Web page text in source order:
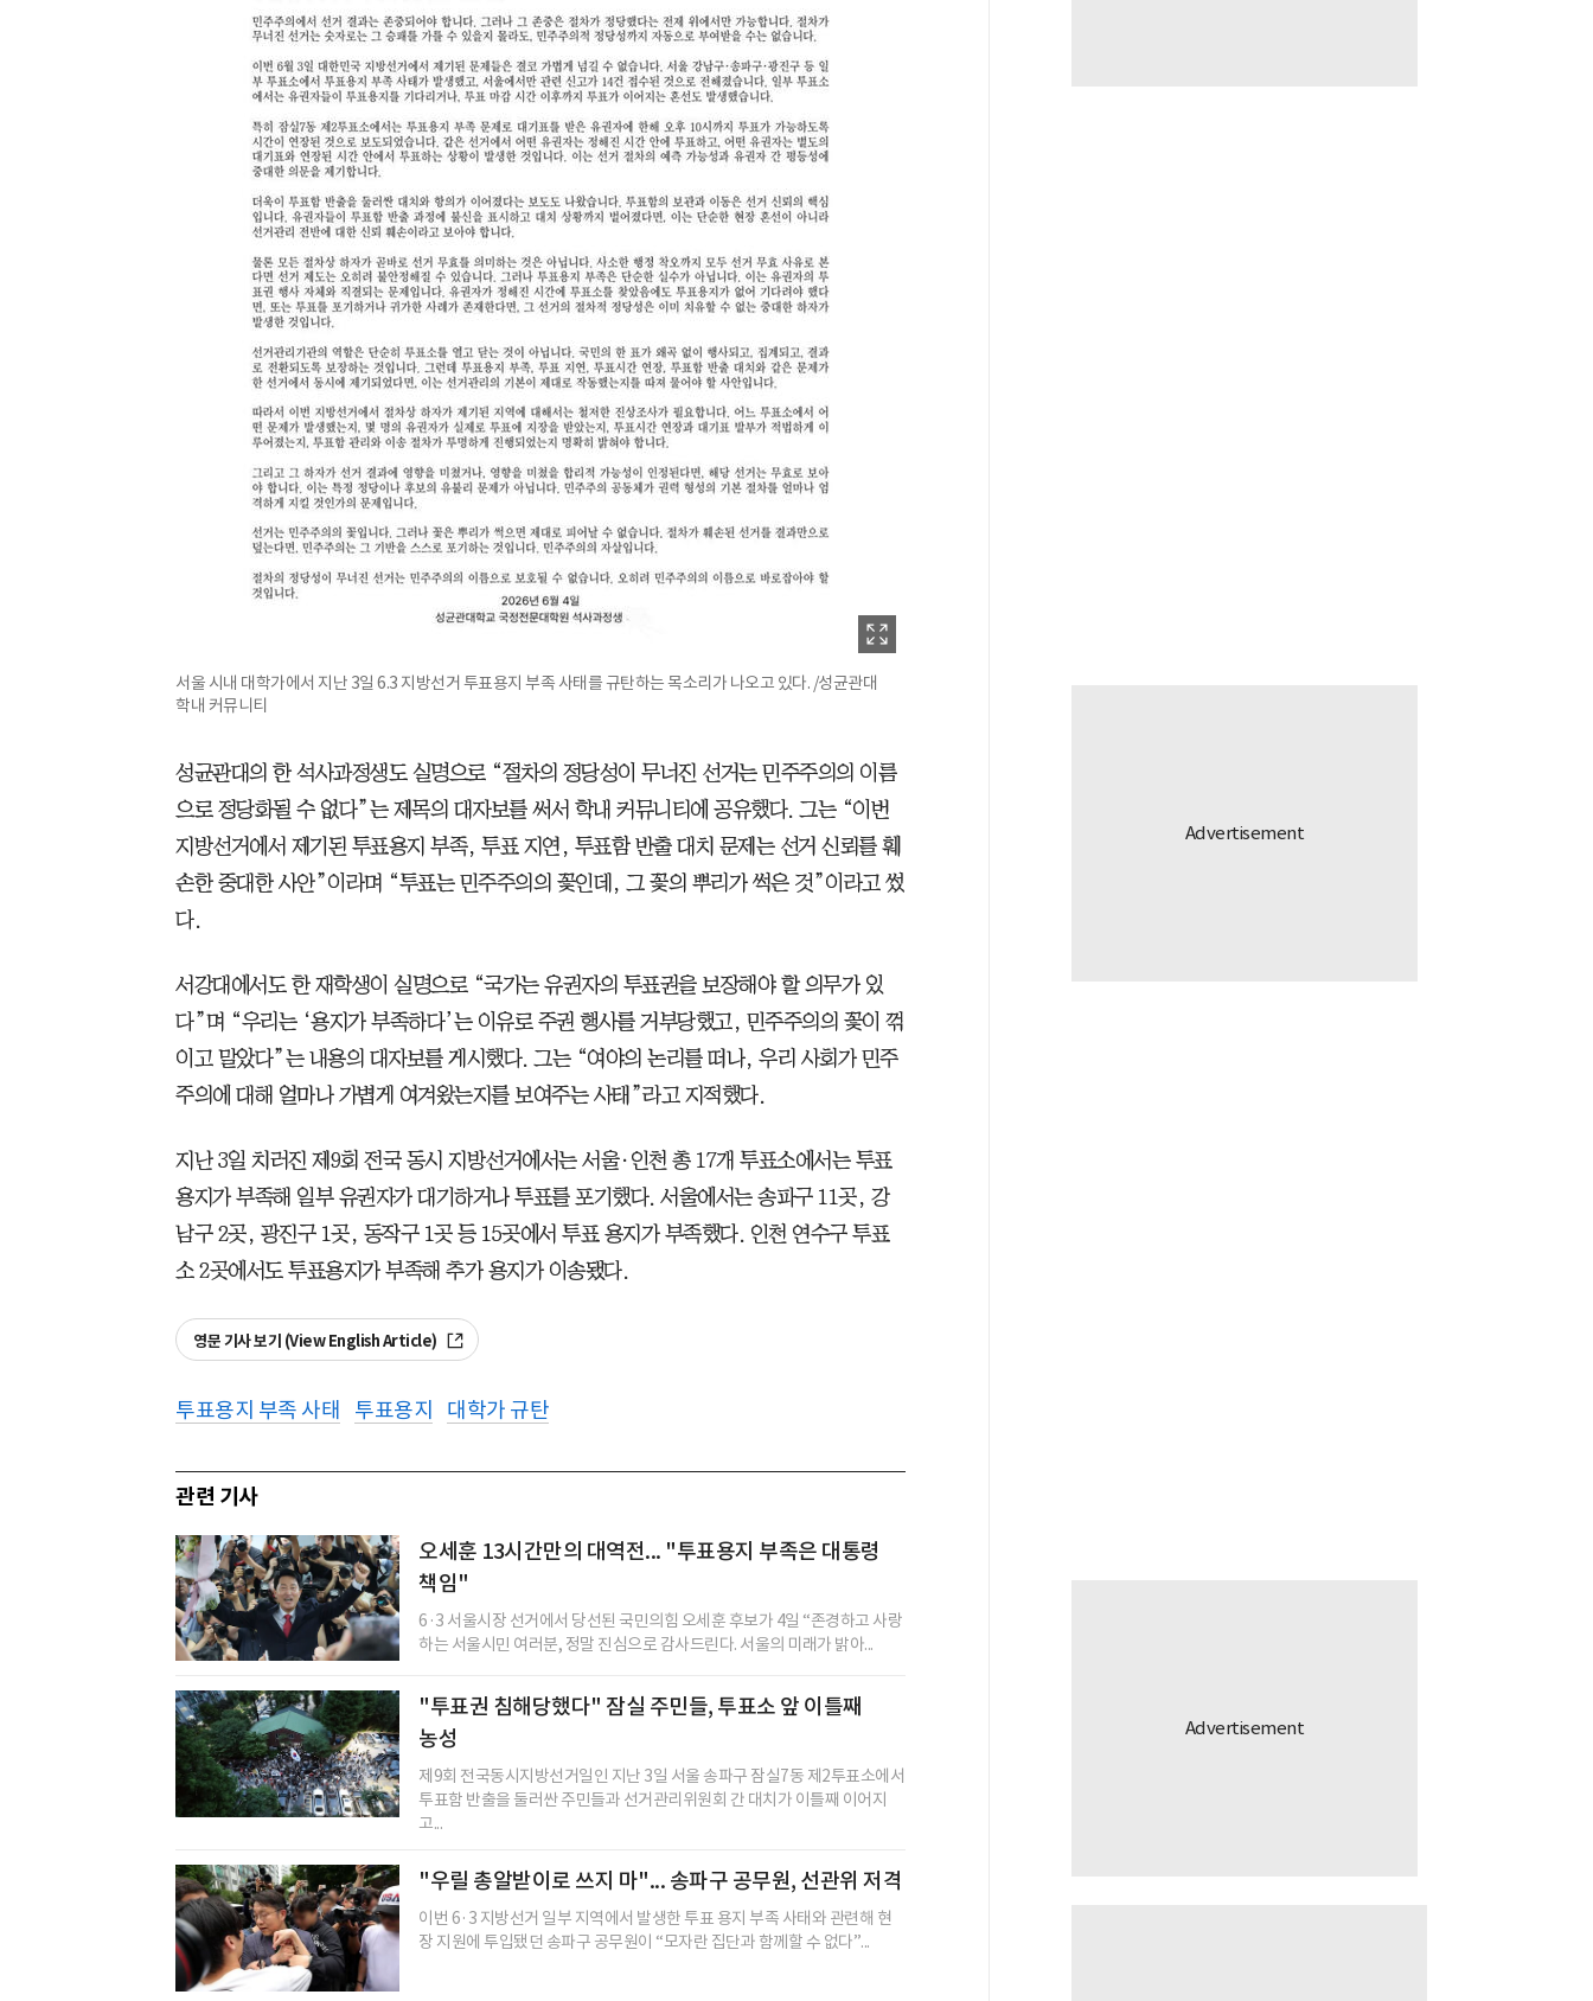
서울 시내 대학가에서 지난 3일 6.3 지방선거 투표용지 부족 사태를 규탄하는 목소리가 나오고 있다. /성균관대
학내 커뮤니티
성균관대의 한 석사과정생도 실명으로 “절차의 정당성이 무너진 선거는 민주주의의 이름
으로 정당화될 수 없다”는 제목의 대자보를 써서 학내 커뮤니티에 공유했다. 그는 “이번
지방선거에서 제기된 투표용지 부족, 투표 지연, 투표함 반출 대치 문제는 선거 신뢰를 훼
손한 중대한 사안”이라며 “투표는 민주주의의 꽃인데, 그 꽃의 뿌리가 썩은 것”이라고 썼
다.
서강대에서도 한 재학생이 실명으로 “국가는 유권자의 투표권을 보장해야 할 의무가 있
다”며 “우리는 ‘용지가 부족하다’는 이유로 주권 행사를 거부당했고, 민주주의의 꽃이 꺾
이고 말았다”는 내용의 대자보를 게시했다. 그는 “여야의 논리를 떠나, 우리 사회가 민주
주의에 대해 얼마나 가볍게 여겨왔는지를 보여주는 사태”라고 지적했다.
지난 3일 치러진 제9회 전국 동시 지방선거에서는 서울·인천 총 17개 투표소에서는 투표
용지가 부족해 일부 유권자가 대기하거나 투표를 포기했다. 서울에서는 송파구 11곳, 강
남구 2곳, 광진구 1곳, 동작구 1곳 등 15곳에서 투표 용지가 부족했다. 인천 연수구 투표
소 2곳에서도 투표용지가 부족해 추가 용지가 이송됐다.
영문 기사 보기 (View English Article)
투표용지 부족 사태 투표용지 대학가 규탄
관련 기사
오세훈 13시간만의 대역전... "투표용지 부족은 대통령
책임"
6·3 서울시장 선거에서 당선된 국민의힘 오세훈 후보가 4일 “존경하고 사랑
하는 서울시민 여러분, 정말 진심으로 감사드린다. 서울의 미래가 밝아...
"투표권 침해당했다" 잠실 주민들, 투표소 앞 이틀째
농성
제9회 전국동시지방선거일인 지난 3일 서울 송파구 잠실7동 제2투표소에서
투표함 반출을 둘러싼 주민들과 선거관리위원회 간 대치가 이틀째 이어지
고...
"우릴 총알받이로 쓰지 마"... 송파구 공무원, 선관위 저격
이번 6·3 지방선거 일부 지역에서 발생한 투표 용지 부족 사태와 관련해 현
장 지원에 투입됐던 송파구 공무원이 “모자란 집단과 함께할 수 없다”...